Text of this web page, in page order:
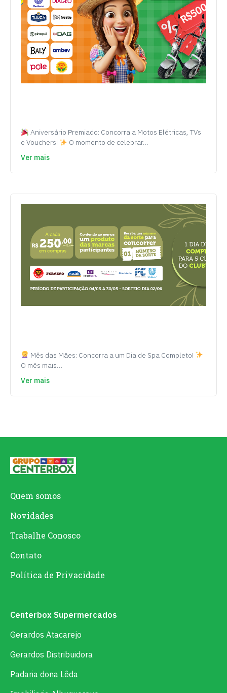
Aniversário Premiado: Concorra a Motos Elétricas, TVs
e Vouchers!
O momento de celebrar…
Ver mais
Mês das Mães: Concorra a um Dia de Spa Completo!
O mês mais…
Ver mais
Quem somos
Novidades
Trabalhe Conosco
Contato
Política de Privacidade
Centerbox Supermercados
Gerardos Atacarejo
Gerardos Distribuidora
Padaria dona Lêda